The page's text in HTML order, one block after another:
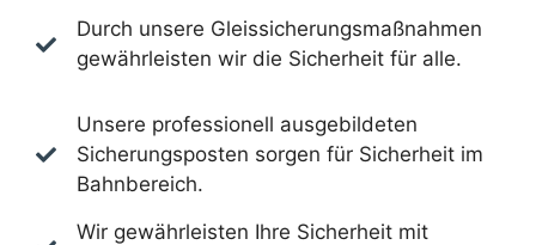
Durch unsere Gleissicherungsmaßnahmen
gewährleisten wir die Sicherheit für alle.
Unsere professionell ausgebildeten
Sicherungsposten sorgen für Sicherheit im
Bahnbereich.
Wir gewährleisten Ihre Sicherheit mit